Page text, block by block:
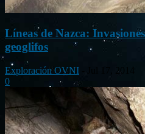
Líneas de Nazca:
geoglifos
Exploración OVNI
Jul 17, 2014
0